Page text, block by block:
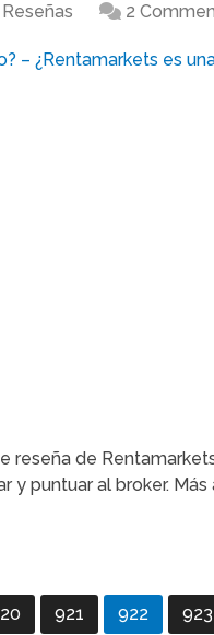
Reseñas 2
reseña de
y puntuar al broker.
921 922 923